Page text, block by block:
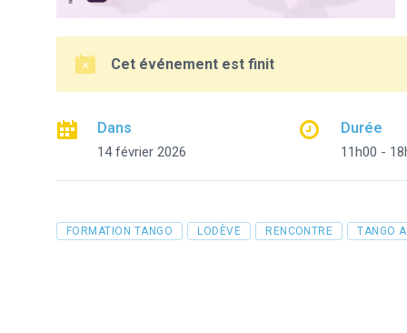
Cet événement est finit
Dans
14 février 2026
Durée
11h00 -
Tags
FORMATION TANGO LODÈVE RENCONTRE TANGO